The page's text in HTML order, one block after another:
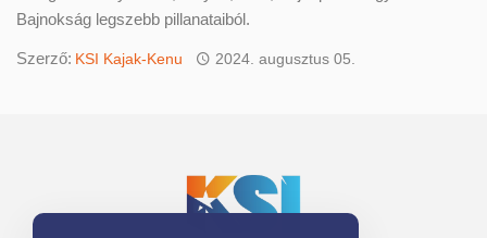
Bajnokság legszebb pillanataiból.
Szerző: KSI Kajak-Kenu 2024. augusztus 05.